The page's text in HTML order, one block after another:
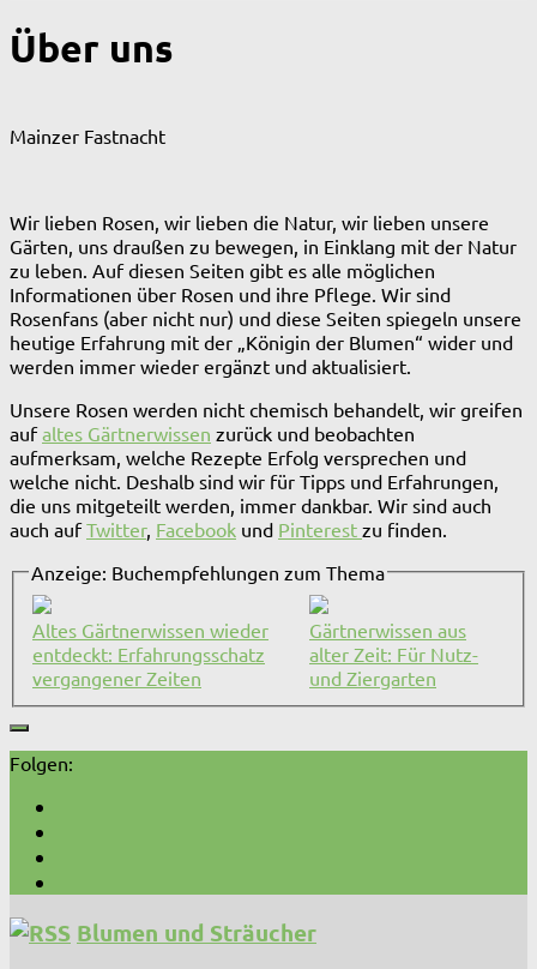
Über uns
Mainzer Fastnacht
Wir lieben Rosen, wir lieben die Natur, wir lieben unsere
Gärten, uns draußen zu bewegen, in Einklang mit der Natur
zu leben. Auf diesen Seiten gibt es alle möglichen
Informationen über Rosen und ihre Pflege. Wir sind
Rosenfans (aber nicht nur) und diese Seiten spiegeln unsere
heutige Erfahrung mit der „Königin der Blumen“ wider und
werden immer wieder ergänzt und aktualisiert.
Unsere Rosen werden nicht chemisch behandelt, wir greifen
aufaltes Gärtnerwissen zurück und beobachten
aufmerksam, welche Rezepte Erfolg versprechen und
welche nicht. Deshalb sind wir für Tipps und Erfahrungen,
die uns mitgeteilt werden, immer dankbar. Wir sind auch
auch aufTwitter, Facebook und Pinterest zu finden.
Anzeige: Buchempfehlungen zum Thema
Altes Gärtnerwissen wieder
entdeckt: Erfahrungsschatz
vergangener Zeiten
Gärtnerwissen aus
alter Zeit: Für Nutz-
und Ziergarten
Folgen:
Blumen und Sträucher